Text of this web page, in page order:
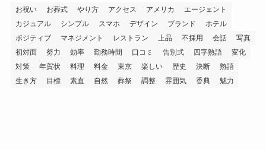
お祝い お葬式 やり方 アクセス アメリカ
エージェント
カジュアル
シンプル スマホ デザイン ブランド
ホテル
ポジティブ
マネジメント レストラン 上品 不採用 会話
写真
初対面
努力 効率 勤務時間 口コミ 告別式 四字熟語
変化
対策
年賀状 料理 料金 東京 楽しい 歴史 決断
熟語
生き方
目標 素直 自然 葬祭 調整 雰囲気 香典 魅力